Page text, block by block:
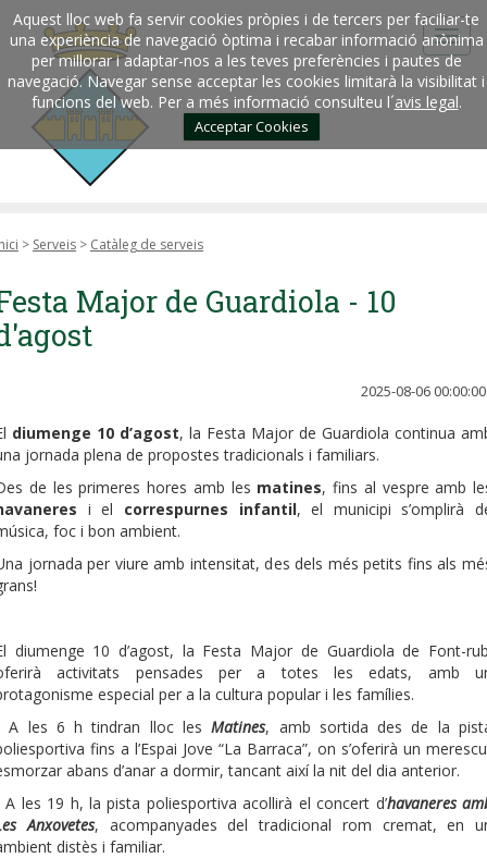
Aquest lloc web fa servir cookies pròpies i de tercers per faciliar-te
una experiència de navegació òptima i recabar informació anònima
per millorar i adaptar-nos a les teves preferències i pautes de
navegació. Navegar sense acceptar les cookies limitarà la visibilitat i
funcions del web. Per a més informació consulteu l´avis legal.
Acceptar Cookies
> Serveis > Catàleg de serveis
Major de Guardiola - 10
2025-08-06 00:00:00
diumenge 10 d’agost, la Festa Major de Guardiola continua
jornada plena de propostes tradicionals i familiars.
de les primeres hores amb les matines, fins al vespre amb
i el correspurnes infantil, el municipi s’omplirà
foc i bon ambient.
jornada per viure amb intensitat, des dels més petits fins als
diumenge 10 d’agost, la Festa Major de Guardiola de Font-
activitats pensades per a totes les edats, amb
especial per a la cultura popular i les famílies.
A les 6 h tindran lloc lesMatines, amb sortida des de la
fins a l’Espai Jove “La Barraca”, on s’oferirà un
abans d’anar a dormir, tancant així la nit del dia anterior.
A les 19 h, la pista poliesportiva acollirà el concert d’havaneres
Anxovetes, acompanyades del tradicional rom cremat, en
distès i familiar.